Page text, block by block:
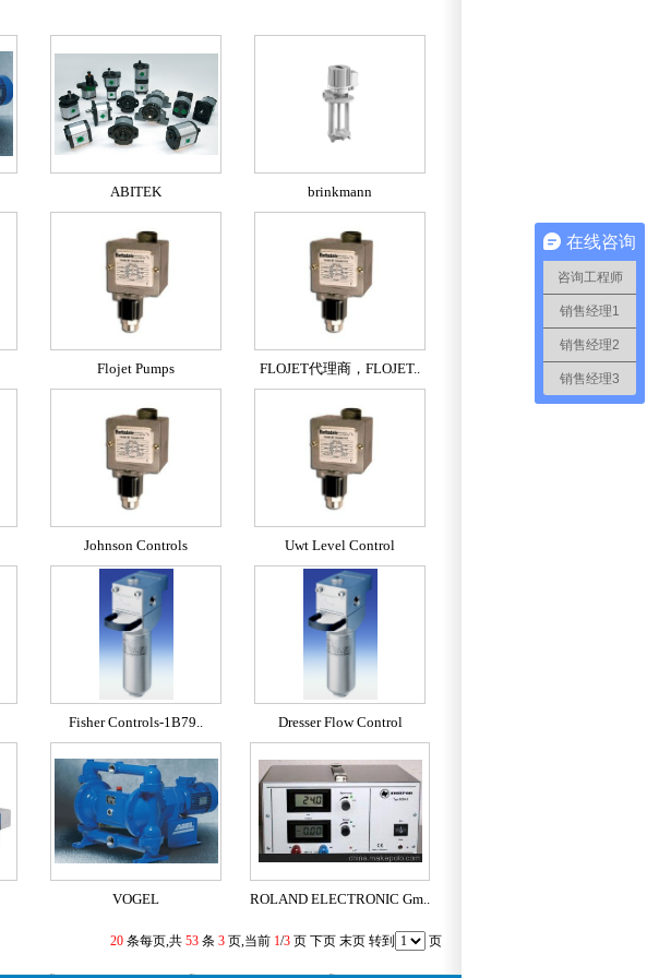
ABITEK brinkmann
Flojet Pumps FLOJET代理商，FLOJET..
Johnson Controls Uwt Level Control
Fisher Controls-1B79.. Dresser Flow Control
VOGEL ROLAND ELECTRONIC Gm..
20 条每页,共 53 条 3 页,当前 1/3 页 下页 末页 转到 页
在线咨询
咨询工程师
销售经理1
销售经理2
销售经理3